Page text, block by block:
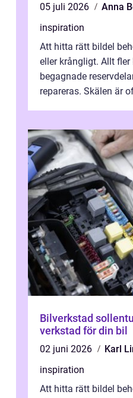
05 juli 2026
Anna
inspiration
Att hitta rätt bildel
eller krångligt. Allt
begagnade
repareras. Skälen är
Bilverkstad sollentuna så väljer
verkstad för din bil
02 juni 2026
Karl
inspiration
Att hitta rätt bildel